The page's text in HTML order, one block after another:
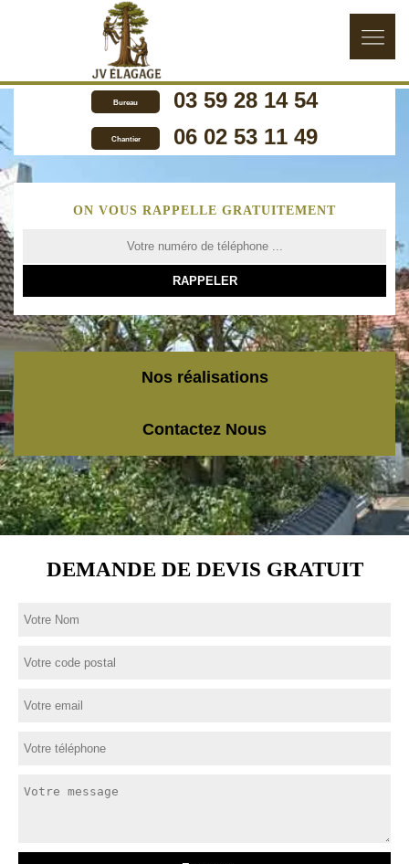
Bureau 03 59 28 14 54
Chantier 06 02 53 11 49
ON VOUS RAPPELLE GRATUITEMENT
Nos réalisations
Contactez Nous
DEMANDE DE DEVIS GRATUIT